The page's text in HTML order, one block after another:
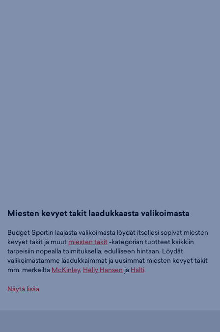
Miesten kevyet takit laadukkaasta valikoimasta
Budget Sportin laajasta valikoimasta löydät itsellesi sopivat miesten
kevyet takit ja muut miesten takit-kategorian tuotteet kaikkiin
tarpeisiin nopealla toimituksella, edulliseen hintaan. Löydät
valikoimastamme laadukkaimmat ja uusimmat miesten kevyet takit
mm. merkeiltä McKinley, Helly Hansen ja Halti.
Tilaa miesten kevyet takit edullisesti Budget Sportilta
Näytä lisää